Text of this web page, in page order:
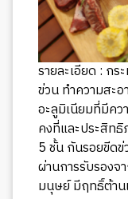
รายละเอียด : ก
ข่วน ทำความสะ
อะลูมิเนียมที่มีคว
คงที่และประสิท
5 ชั้น กันรอยขีดข่
ผ่านการรับรองจ
มนุษย์ มีฤทธิ์ต้าน